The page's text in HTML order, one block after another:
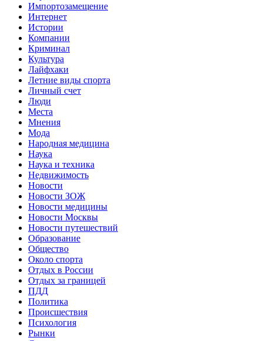
Импортозамещение
Интернет
Истории
Компании
Криминал
Культура
Лайфхаки
Летние виды спорта
Личный счет
Люди
Места
Мнения
Мода
Народная медицина
Наука
Наука и техника
Недвижимость
Новости
Новости ЗОЖ
Новости медицины
Новости Москвы
Новости путешествий
Образование
Общество
Около спорта
Отдых в России
Отдых за границей
ПДД
Политика
Происшествия
Психология
Рынки